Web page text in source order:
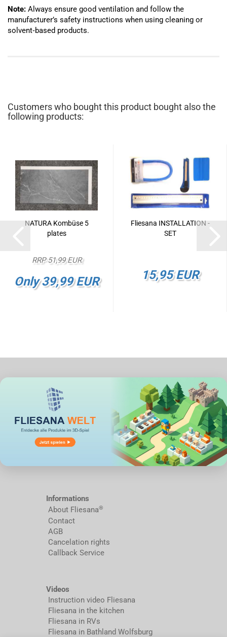
Note: Always ensure good ventilation and follow the
manufacturer’s safety instructions when using cleaning or
solvent‑based products.
Customers who bought this product bought also the
following products:
NATURA Kombüse 5
plates
RRP 51,99 EUR
Only 39,99 EUR
Fliesana INSTALLATION -
SET
15,95 EUR
Informations
About Fliesana®
Contact
AGB
Cancelation rights
Callback Service
Videos
Instruction video Fliesana
Fliesana in the kitchen
Fliesana in RVs
Fliesana in Bathland Wolfsburg